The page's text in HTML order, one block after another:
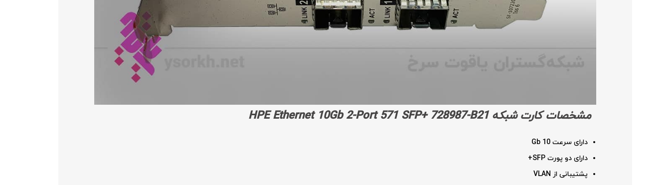
مشخصات کارت شبکهHPE Ethernet 10Gb 2-Port 571 SFP+ 728987-B21
دارای سرعت 10 Gb
دارای دو پورت SFP+
پشتیبانی از VLAN